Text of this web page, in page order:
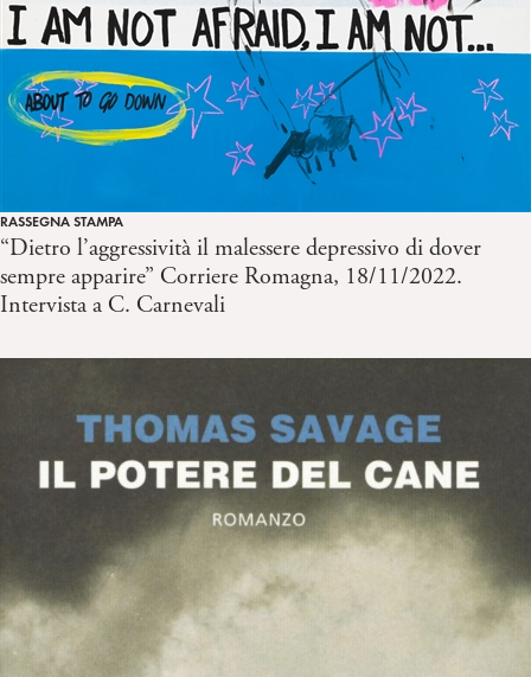
RASSEGNA STAMPA
“Dietro l’aggressività il malessere depressivo di dover
sempre apparire” Corriere Romagna, 18/11/2022.
Intervista a C. Carnevali